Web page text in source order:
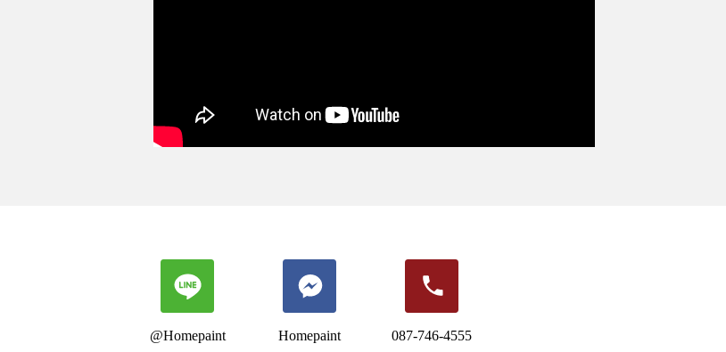
@Homepaint Homepaint 087-746-4555